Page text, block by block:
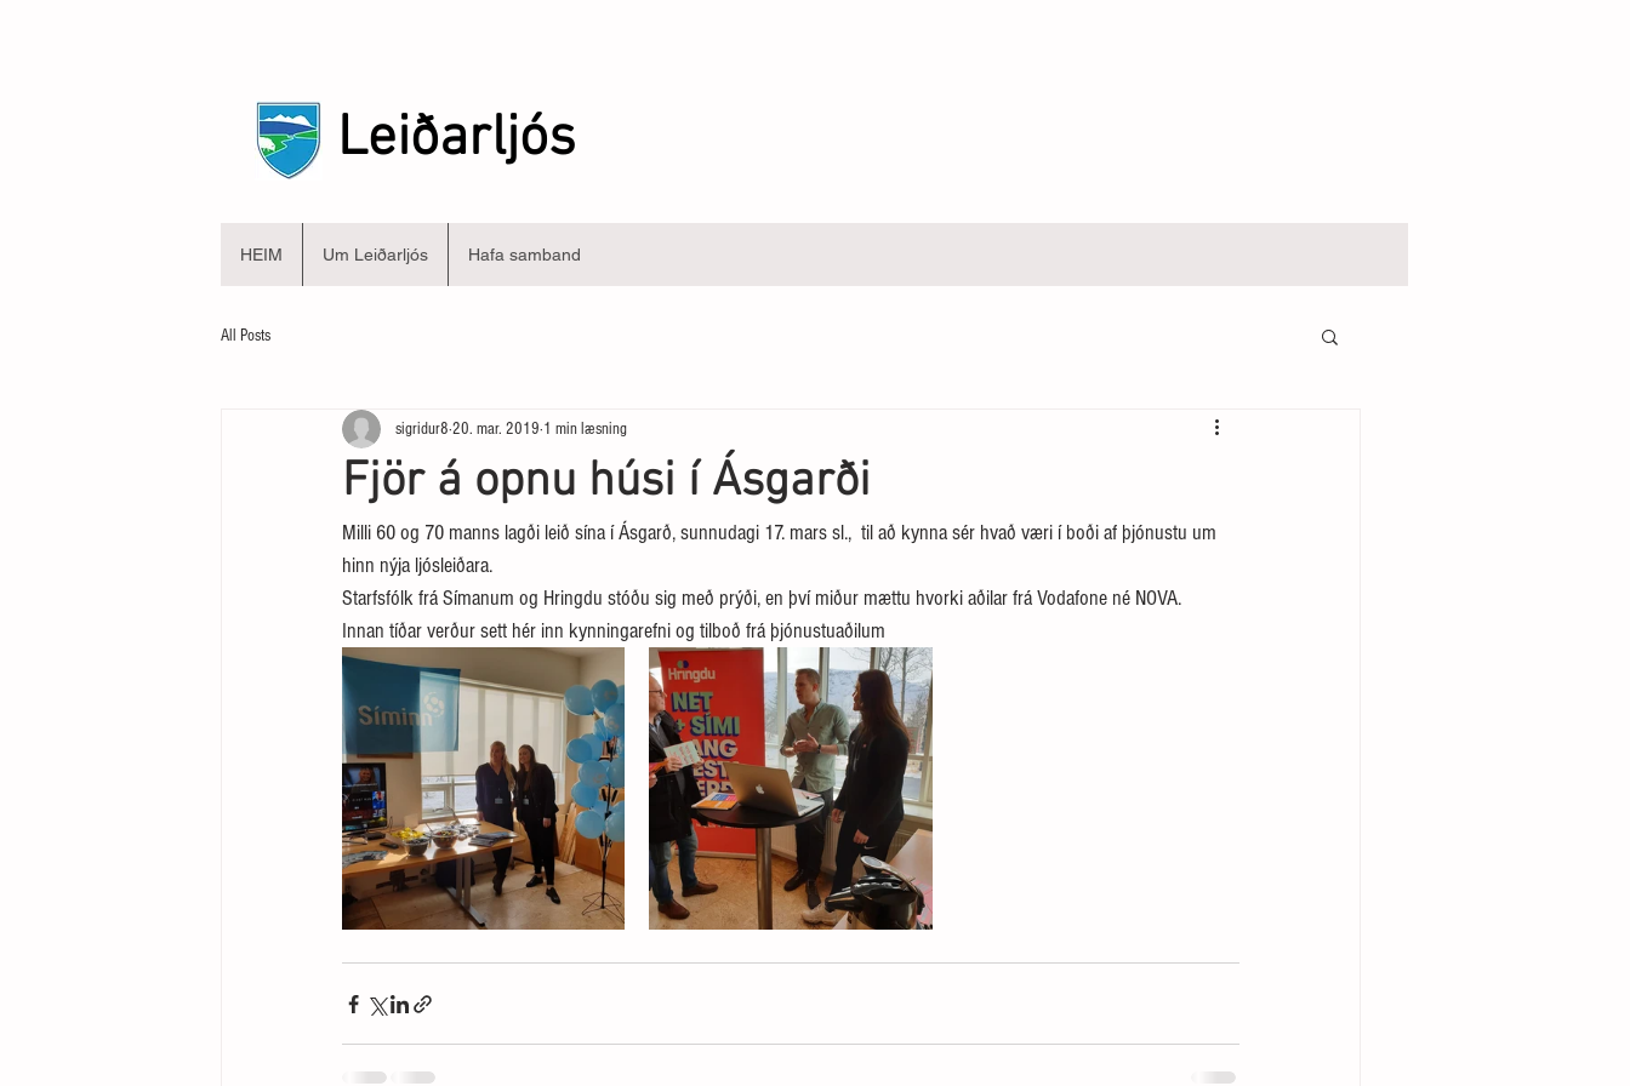
Leiðarljós
HEIM Um Leiðarljós Hafa samband
All Posts
Fjör á opnu húsi í Ásgarði
sigridur8 20. mar. 2019 1 min læsning
Milli 60 og 70 manns lagði leið sína í Ásgarð, sunnudagi 17. mars sl.,  til að kynna sér hvað væri í boði af þjónustu um
hinn nýja ljósleiðara.
Starfsfólk frá Símanum og Hringdu stóðu sig með prýði, en því miður mættu hvorki aðilar frá Vodafone né NOVA.
Innan tíðar verður sett hér inn kynningarefni og tilboð frá þjónustuaðilum